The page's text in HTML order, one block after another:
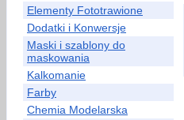
Elementy Fototrawione
Dodatki i Konwersje
Maski i szablony do
maskowania
Kalkomanie
Farby
Chemia Modelarska